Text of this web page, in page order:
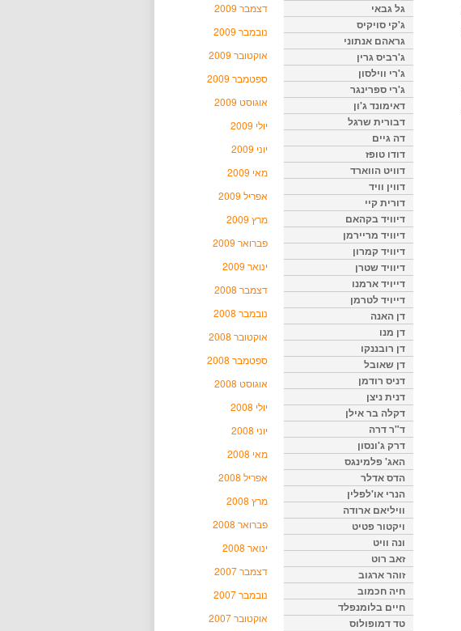
דצמבר 2009
נובמבר 2009
אוקטובר 2009
ספטמבר 2009
אוגוסט 2009
יולי 2009
יוני 2009
מאי 2009
אפריל 2009
מרץ 2009
פברואר 2009
ינואר 2009
דצמבר 2008
נובמבר 2008
אוקטובר 2008
ספטמבר 2008
אוגוסט 2008
יולי 2008
יוני 2008
מאי 2008
אפריל 2008
מרץ 2008
פברואר 2008
ינואר 2008
דצמבר 2007
נובמבר 2007
אוקטובר 2007
גל גבאי
ג'קי סויקיס
גראהם אנתוני
ג'רביס גרין
ג'רי ווילסון
ג'רי ספרינגר
דאימונד ג'ון
דבורית שרגל
דה גיים
דודו טופז
דוויט הווארד
דווין וויד
דורית קיי
דיוויד בקהאם
דיוויד מריירמן
דיוויד קמרון
דיוויד שטרן
דייויד ארמנו
דייויד לטרמן
דן האנה
דן מנו
דן רובננקו
דן שאובל
דניס רודמן
דנית ניצן
דקלה בר אילן
ד"ר דרה
דרק ג'ונסון
האג' פלמינגס
הדס אדלר
הנרי או'לפלין
וויליאם ארודה
ויקטור פטיט
ונה וויט
זאב רוט
זוהר ארגוב
חיה חכמוב
חיים בלומנפלד
טד דמופולוס